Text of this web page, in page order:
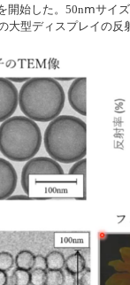
開始した。50nⅿサイ
大型ディスプレイの反